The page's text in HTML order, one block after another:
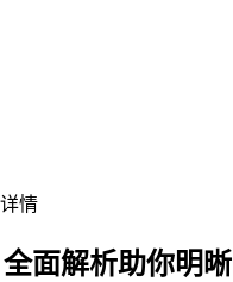
情
面解析助你明晰